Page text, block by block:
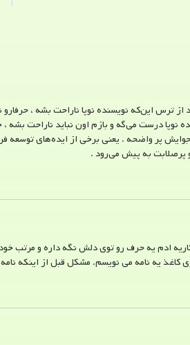
از ترس این‌که نویسنده نوپا ناراحت بشه ،
درست می‌گه و بازم اون نباید ناراحت
پر واضحه . یعنی برخی از ایده‌های توسعه
پرصلابت به پیش می‌رود .
ادم یه حرف رو توی دلش نگه داره و مرتب
کاغذ یه نامه می نویسم. مشکل قبل از اینکه